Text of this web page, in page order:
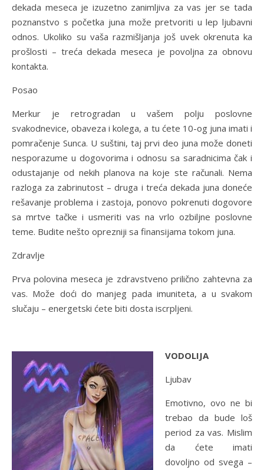
dekada meseca je izuzetno zanimljiva za vas jer se tada
poznanstvo s početka juna može pretvoriti u lep ljubavni
odnos. Ukoliko su vaša razmišljanja još uvek okrenuta ka
prošlosti – treća dekada meseca je povoljna za obnovu
kontakta.
Posao
Merkur je retrogradan u vašem polju poslovne
svakodnevice, obaveza i kolega, a tu ćete 10-og juna imati i
pomračenje Sunca. U suštini, taj prvi deo juna može doneti
nesporazume u dogovorima i odnosu sa saradnicima čak i
odustajanje od nekih planova na koje ste računali. Nema
razloga za zabrinutost – druga i treća dekada juna doneće
rešavanje problema i zastoja, ponovo pokrenuti dogovore
sa mrtve tačke i usmeriti vas na vrlo ozbiljne poslovne
teme. Budite nešto oprezniji sa finansijama tokom juna.
Zdravlje
Prva polovina meseca je zdravstveno prilično zahtevna za
vas. Može doći do manjeg pada imuniteta, a u svakom
slučaju – energetski ćete biti dosta iscrpljeni.
VODOLIJA
Ljubav
Emotivno, ovo ne bi
trebao da bude loš
period za vas. Mislim
da ćete imati
dovoljno od svega –